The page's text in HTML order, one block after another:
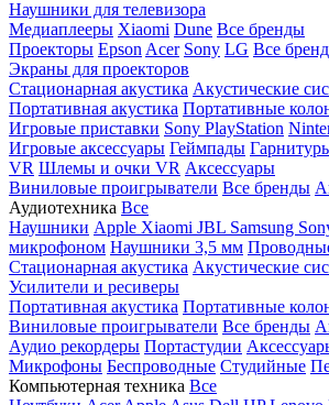
Наушники для телевизора
Медиаплееры Xiaomi Dune Все бренды
Проекторы Epson Acer Sony LG Все
Экраны для проекторов
Стационарная акустика Акустические
Портативная акустика Портативные
Игровые приставки Sony PlayStation
Игровые аксессуары Геймпады
VR Шлемы и очки VR Аксессуары
Виниловые проигрыватели Все бренды
Аудиотехника Все
Наушники Apple Xiaomi JBL Samsung
микрофоном Наушники 3,5 мм
Стационарная акустика Акустические
Усилители и ресиверы
Портативная акустика Портативные
Виниловые проигрыватели Все бренды
Аудио рекордеры Портастудии
Микрофоны Беспроводные Студийные
Компьютерная техника Все